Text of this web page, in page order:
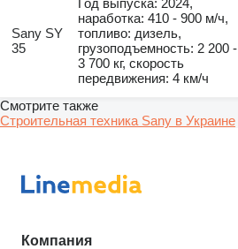
Sany SY
35
наработка: 410 - 900 м/ч,
топливо: дизель,
грузоподъемность: 2 200 -
3 700 кг, скорость
передвижения: 4 км/ч
Смотрите также
Строительная техника Sany в Украине
Компания